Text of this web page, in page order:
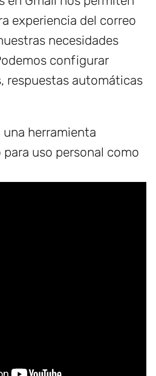
experiencia del correo
necesidades
configurar
respuestas automáticas
una herramienta
uso personal como